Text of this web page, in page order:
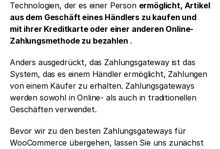
Technologien, der es einer Person ermöglicht, Artikel
aus dem Geschäft eines Händlers zu kaufen und
mit ihrer Kreditkarte oder einer anderen Online-
Zahlungsmethode zu bezahlen .
Anders ausgedrückt, das Zahlungsgateway ist das
System, das es einem Händler ermöglicht, Zahlungen
von einem Käufer zu erhalten. Zahlungsgateways
werden sowohl in Online- als auch in traditionellen
Geschäften verwendet.
Bevor wir zu den besten Zahlungsgateways für
WooCommerce übergehen, lassen Sie uns zunächst